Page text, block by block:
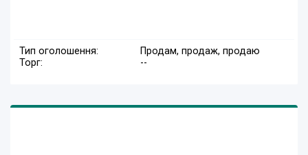
Тип оголошення:
Продам, продаж, продаю
Торг:
--